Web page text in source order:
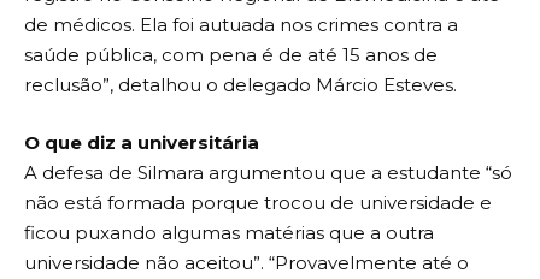
de médicos. Ela foi autuada nos crimes contra a
saúde pública, com pena é de até 15 anos de
reclusão”, detalhou o delegado Márcio Esteves.
O que diz a universitária
A defesa de Silmara argumentou que a estudante “só
não está formada porque trocou de universidade e
ficou puxando algumas matérias que a outra
universidade não aceitou”. “Provavelmente até o